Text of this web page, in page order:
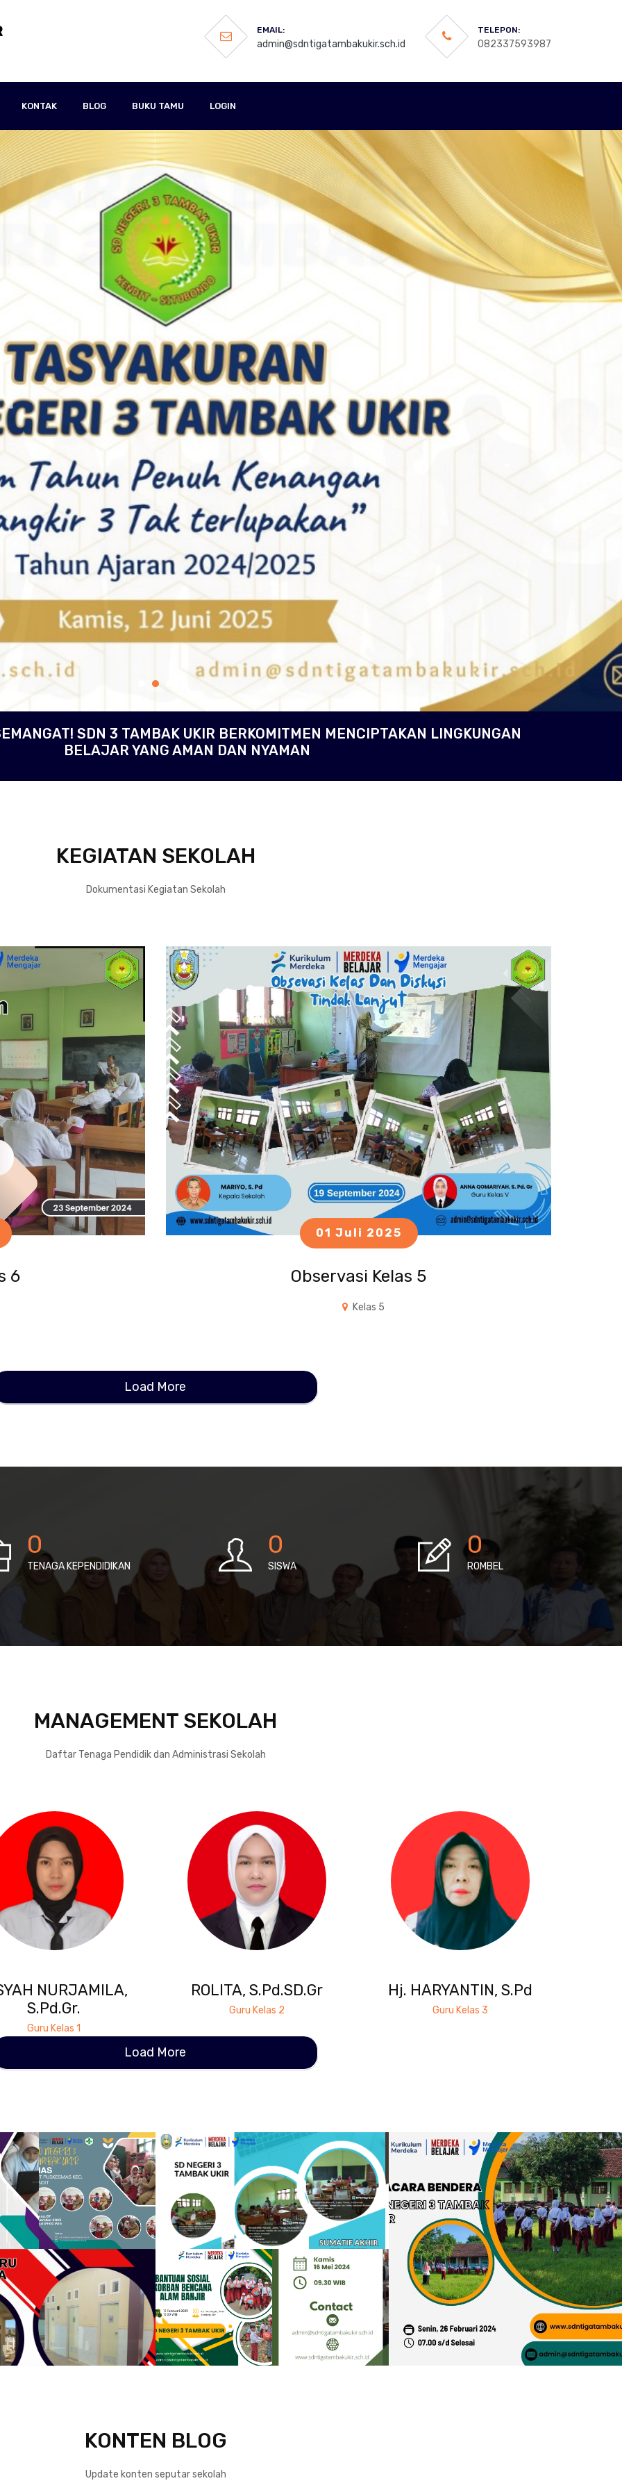
EMAIL:
admin@sdntigatambakukir.sch.id
TELEPON:
082337593987
KONTAK BLOG BUKU TAMU LOGIN
SDN 3 TAMBAK UKIR BERKOMITMEN MENCIPTAKAN LINGKUNGAN
BELAJAR YANG AMAN DAN NYAMAN
KEGIATAN SEKOLAH
Dokumentasi Kegiatan Sekolah
6
01 Juli 2025
Observasi Kelas 5
Kelas 5
Load More
0
TENAGA KEPENDIDIKAN
0
SISWA
0
ROMBEL
MANAGEMENT SEKOLAH
Daftar Tenaga Pendidik dan Administrasi Sekolah
NURJAMILA,
S.Pd.Gr.
Guru Kelas 1
ROLITA, S.Pd.SD.Gr
Guru Kelas 2
Hj. HARYANTIN, S.Pd
Guru Kelas 3
Load More
KONTEN BLOG
Update konten seputar sekolah